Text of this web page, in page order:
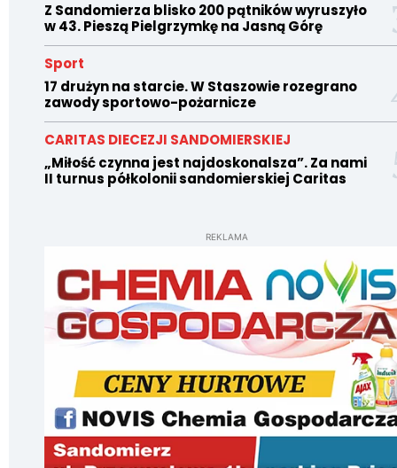
Z Sandomierza blisko 200 pątników wyruszyło
w 43. Pieszą Pielgrzymkę na Jasną Górę
Sport
17 drużyn na starcie. W Staszowie rozegrano
zawody sportowo-pożarnicze
CARITAS DIECEZJI SANDOMIERSKIEJ
„Miłość czynna jest najdoskonalsza”. Za nami
II turnus półkolonii sandomierskiej Caritas
REKLAMA